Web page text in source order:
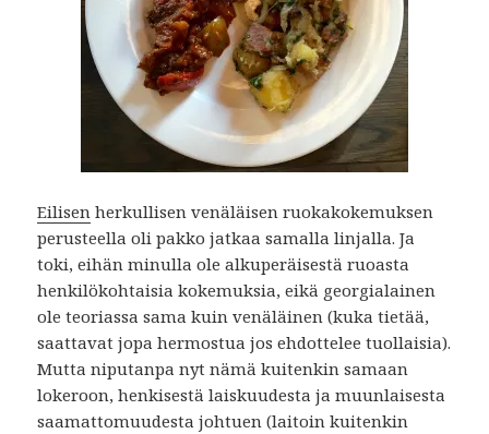
Eilisen herkullisen venäläisen ruokakokemuksen
perusteella oli pakko jatkaa samalla linjalla. Ja
toki, eihän minulla ole alkuperäisestä ruoasta
henkilökohtaisia kokemuksia, eikä georgialainen
ole teoriassa sama kuin venäläinen (kuka tietää,
saattavat jopa hermostua jos ehdottelee tuollaisia).
Mutta niputanpa nyt nämä kuitenkin samaan
lokeroon, henkisestä laiskuudesta ja muunlaisesta
saamattomuudesta johtuen (laitoin kuitenkin